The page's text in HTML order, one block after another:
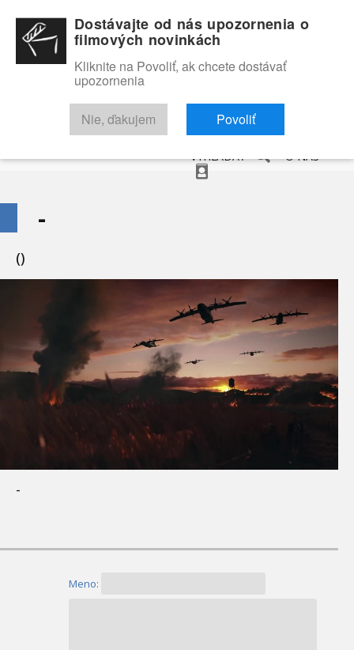
RECENZIE TRAILERY FILMOVÁ DATABÁZA
VYHĽADAŤ O NÁS
-
()
-
Meno:
Dostávajte od nás upozornenia o
filmových novinkách
Kliknite na Povoliť, ak chcete dostávať
upozornenia
Nie, ďakujem Povoliť